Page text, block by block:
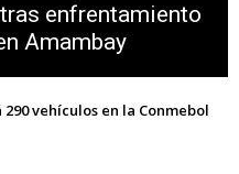
enfrentamiento
Amambay
290 vehículos en la Conmebol